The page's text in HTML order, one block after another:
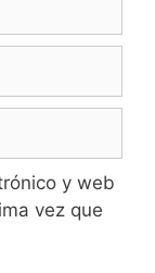
y web
vez que